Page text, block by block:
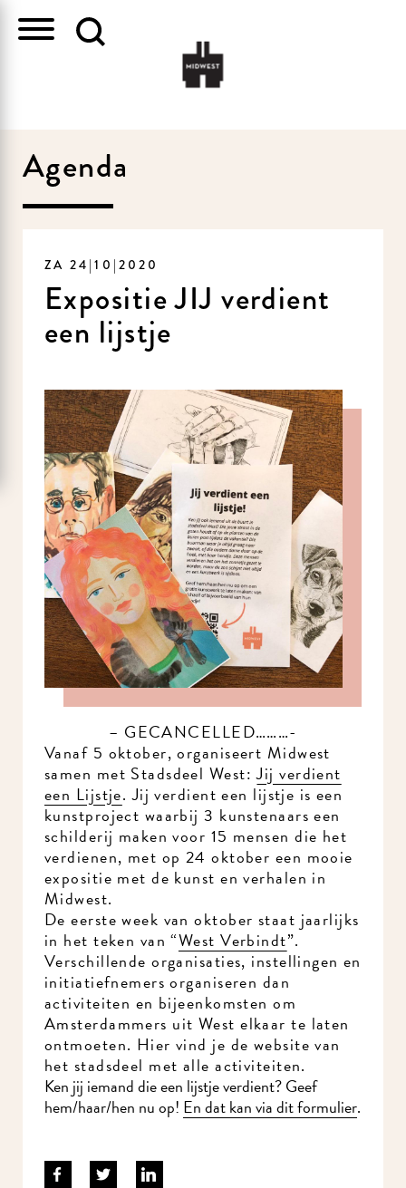
Agenda
ZA 24|10|2020
Expositie JIJ verdient
een lijstje
– GECANCELLED………-
Vanaf 5 oktober, organiseert Midwest
samen met Stadsdeel West:Jij verdient
een Lijstje. Jij verdient een lijstje is een
kunstproject waarbij 3 kunstenaars een
schilderij maken voor 15 mensen die het
verdienen, met op 24 oktober een mooie
expositie met de kunst en verhalen in
Midwest.
De eerste week van oktober staat jaarlijks
in het teken van “West Verbindt”.
Verschillende organisaties, instellingen en
initiatiefnemers organiseren dan
activiteiten en bijeenkomsten om
Amsterdammers uit West elkaar te laten
ontmoeten. Hier vind je de website van
het stadsdeel met alle activiteiten.
Ken jij iemand die een lijstje verdient? Geef
hem/haar/hen nu op! En dat kan via dit formulier.